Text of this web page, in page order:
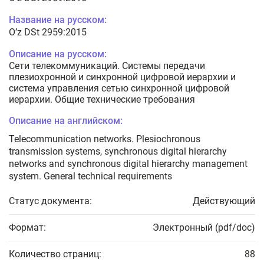
Название на русском:
O’z DSt 2959:2015
Описание на русском:
Сети телекоммуникаций. Системы передачи
плезиохронной и синхронной цифровой иерархии и
система управления сетью синхронной цифровой
иерархии. Общие технические требования
Описание на английском:
Telecommunication networks. Plesiochronous
transmission systems, synchronous digital hierarchy
networks and synchronous digital hierarchy management
system. General technical requirements
Статус документа: Действующий
Формат: Электронный (pdf/doc)
Количество страниц: 88